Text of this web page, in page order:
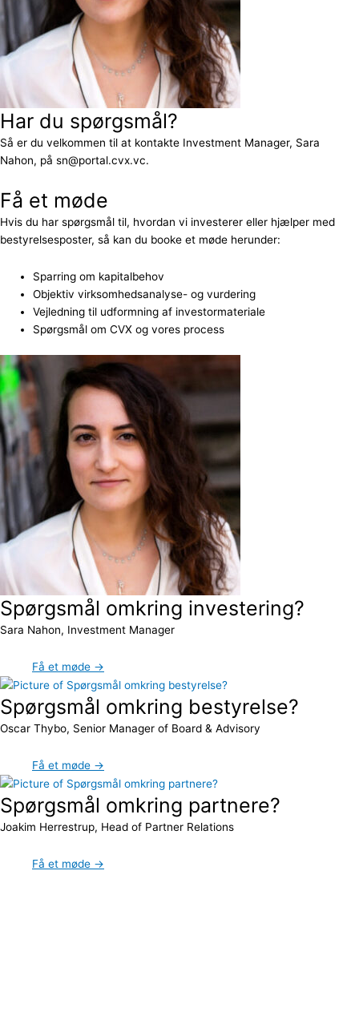
Har du spørgsmål?
Så er du velkommen til at kontakte Investment Manager, Sara
Nahon, på sn@portal.cvx.vc.
Få et møde
Hvis du har spørgsmål til, hvordan vi investerer eller hjælper med
bestyrelsesposter, så kan du booke et møde herunder:
Sparring om kapitalbehov
Objektiv virksomhedsanalyse- og vurdering
Vejledning til udformning af investormateriale
Spørgsmål om CVX og vores process
Spørgsmål omkring investering?
Sara Nahon, Investment Manager
Få et møde →
Spørgsmål omkring bestyrelse?
Oscar Thybo, Senior Manager of Board & Advisory
Få et møde →
Spørgsmål omkring partnere?
Joakim Herrestrup, Head of Partner Relations
Få et møde →